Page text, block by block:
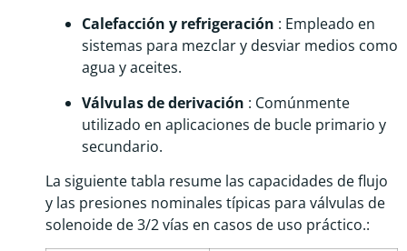
Calefacción y refrigeración : Empleado en
sistemas para mezclar y desviar medios como
agua y aceites.
Válvulas de derivación : Comúnmente
utilizado en aplicaciones de bucle primario y
secundario.
La siguiente tabla resume las capacidades de flujo
y las presiones nominales típicas para válvulas de
solenoide de 3/2 vías en casos de uso práctico.: